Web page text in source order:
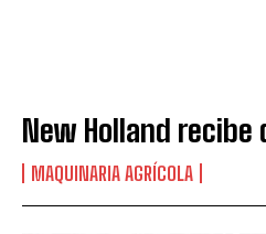
New Holland recibe
MAQUINARIA AGRÍCOLA